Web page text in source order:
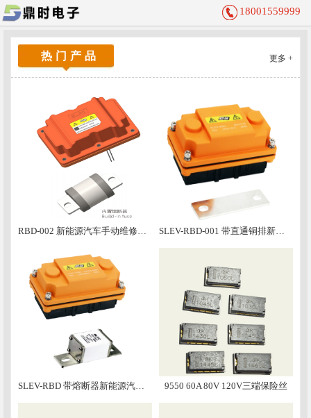
18001559999
热门产品 更多 +
9550 60A 80V 120V三端保险丝